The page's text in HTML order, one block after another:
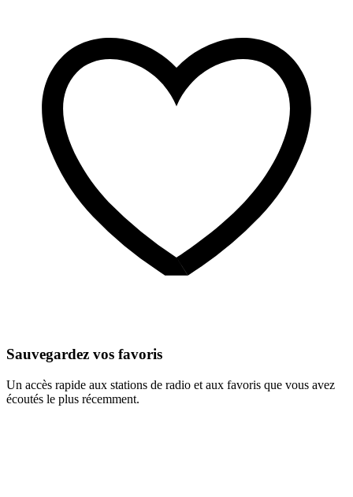
Sauvegardez vos favoris
Un accès rapide aux stations de radio et aux favoris que vous avez
écoutés le plus récemment.